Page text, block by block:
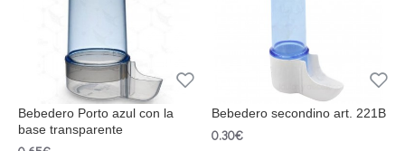
Bebedero Porto azul con la
base transparente
Bebedero secondino art. 221B
0.30€